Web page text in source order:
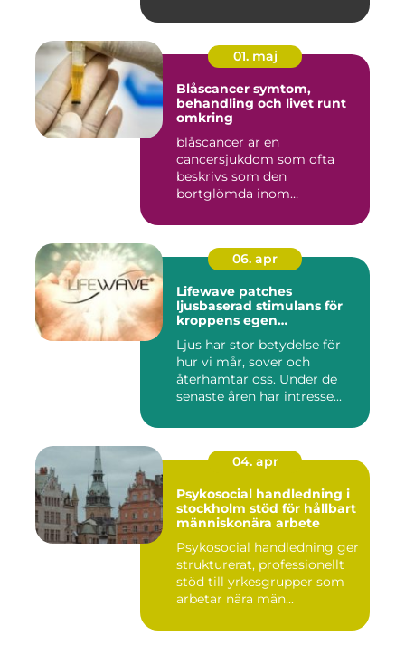
01. maj
Blåscancer symtom,
behandling och livet runt
omkring
blåscancer är en
cancersjukdom som ofta
beskrivs som den
bortglömda inom
06. apr
Lifewave patches
ljusbaserad stimulans för
kroppens egen
Ljus har stor betydelse för
hur vi mår, sover och
återhämtar oss. Under de
senaste åren har intresse...
04. apr
Psykosocial handledning i
stockholm stöd för hållbart
människonära arbete
Psykosocial handledning ger
strukturerat, professionellt
stöd till yrkesgrupper som
arbetar nära män...